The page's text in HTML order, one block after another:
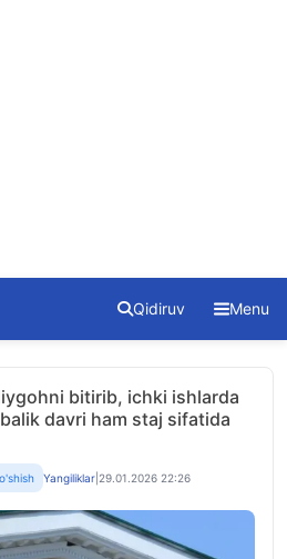
Qidiruv Menu
bitirib, ichki ishlarda
davri ham staj sifatida
Yangiliklar 29.01.2026 22:26